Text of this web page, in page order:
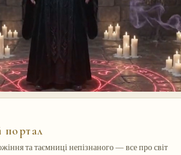
та таємниці непізнаного — все про світ